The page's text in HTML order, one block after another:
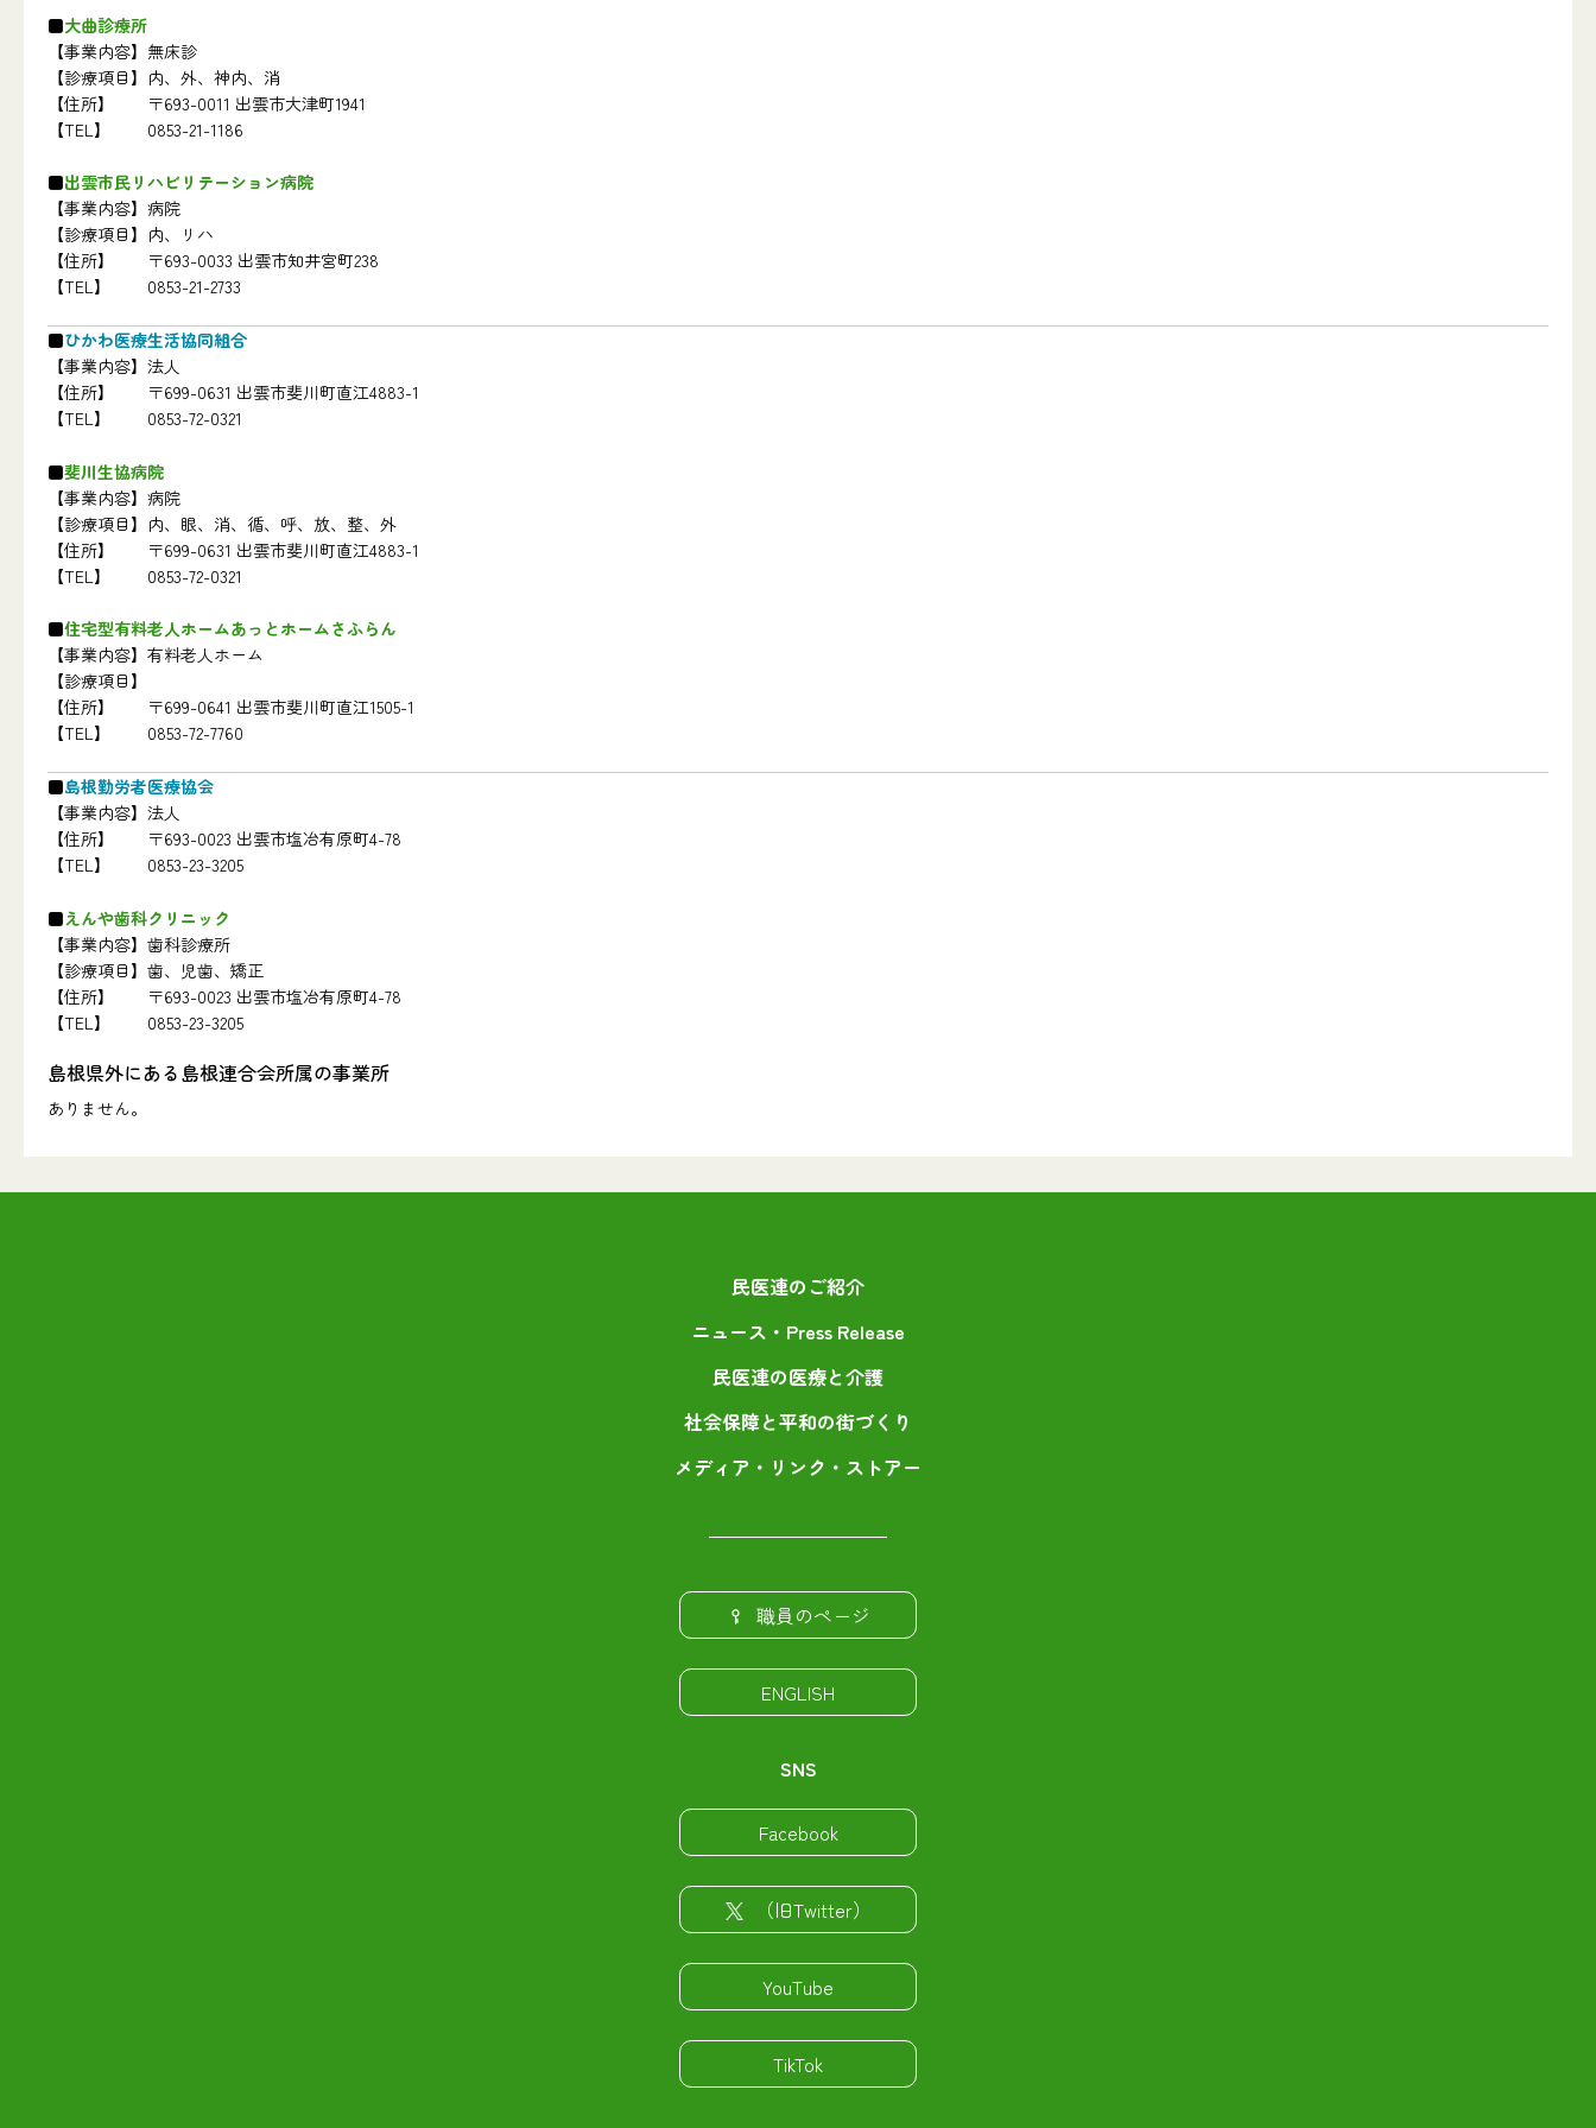
大曲診療所
【事業内容】 無床診
【診療項目】 内、外、神内、消
【住所】
〒693-0011 出雲市大津町1941
【TEL】
0853-21-1186
出雲市民リハビリテーション病院
【事業内容】 病院
【診療項目】 内、リハ
【住所】
〒693-0033 出雲市知井宮町238
【TEL】
0853-21-2733
ひかわ医療生活協同組合
【事業内容】 法人
【住所】
〒699-0631 出雲市斐川町直江4883-1
【TEL】
0853-72-0321
斐川生協病院
【事業内容】 病院
【診療項目】 内、眼、消、循、呼、放、整、外
【住所】
〒699-0631 出雲市斐川町直江4883-1
【TEL】
0853-72-0321
住宅型有料老人ホームあっとホームさふらん
【事業内容】 有料老人ホーム
【診療項目】
【住所】
〒699-0641 出雲市斐川町直江1505-1
【TEL】
0853-72-7760
島根勤労者医療協会
【事業内容】 法人
【住所】
〒693-0023 出雲市塩冶有原町4-78
【TEL】
0853-23-3205
えんや歯科クリニック
【事業内容】 歯科診療所
【診療項目】 歯、児歯、矯正
【住所】
〒693-0023 出雲市塩冶有原町4-78
【TEL】
0853-23-3205
島根県外にある島根連合会所属の事業所
ありません。
民医連のご紹介
ニュース・Press Release
民医連の医療と介護
社会保障と平和の街づくり
メディア・リンク・ストアー
職員のページ
ENGLISH
SNS
Facebook
（旧Twitter）
YouTube
TikTok